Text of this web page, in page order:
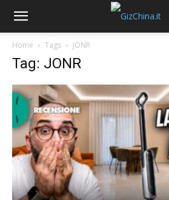
Home Tags JONR
Tag: JONR